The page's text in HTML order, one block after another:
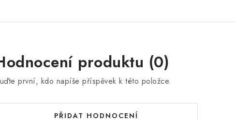
produktu (0)
první, kdo napíše příspěvek k této položce.
PŘIDAT HODNOCENÍ